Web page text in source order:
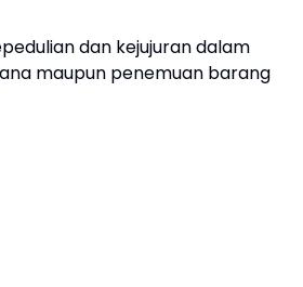
dan kejujuran dalam
maupun penemuan barang